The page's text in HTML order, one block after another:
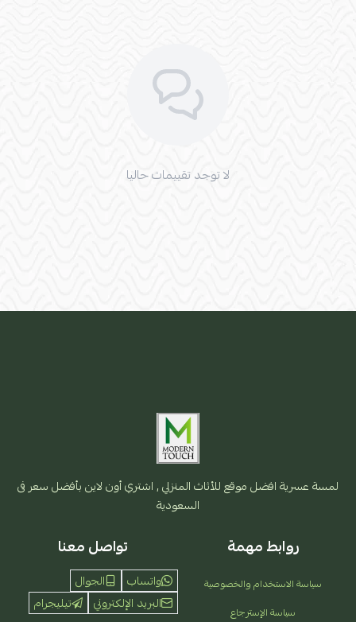
لا توجد تقييمات حاليا
لمسة عسرية افضل موقع للأثاث المنزلي , اشتري أون لاين بأفضل سعر فى
السعودية
روابط مهمة
سياسة الاستخدام والخصوصية
سياسة الإسترجاع
تواصل معنا
واتساب
الجوال
البريد الإلكتروني
تيليجرام